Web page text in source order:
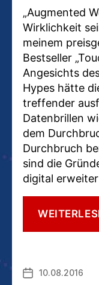
„Augmented
Wirklichkeit
meinem
Bestseller
Angesichts
Hypes hätte
treffender
Datenbrillen
dem
Durchbruch
sind die
digital
10.08.2016